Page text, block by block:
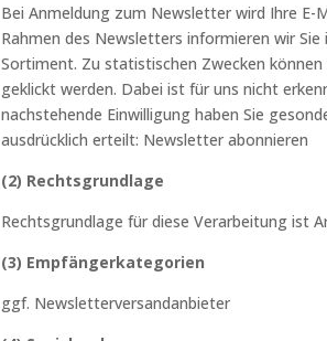
Bei Anmeldung zum Newsletter wird Ihre E-
Rahmen des Newsletters informieren wir
Sortiment. Zu statistischen Zwecken
geklickt werden. Dabei ist für uns nicht
nachstehende Einwilligung haben Sie
ausdrücklich erteilt: Newsletter abonnieren
(2) Rechtsgrundlage
Rechtsgrundlage für diese Verarbeitung ist
(3) Empfängerkategorien
ggf. Newsletterversandanbieter